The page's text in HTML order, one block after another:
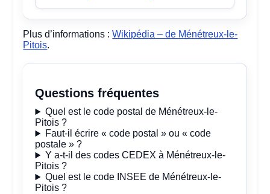
Plus d’informations :Wikipédia – de Ménétreux-le-
Pitois.
Questions fréquentes
Quel est le code postal de Ménétreux-le-
Pitois ?
Faut-il écrire « code postal » ou « code
postale » ?
Y a-t-il des codes CEDEX à Ménétreux-le-
Pitois ?
Quel est le code INSEE de Ménétreux-le-
Pitois ?